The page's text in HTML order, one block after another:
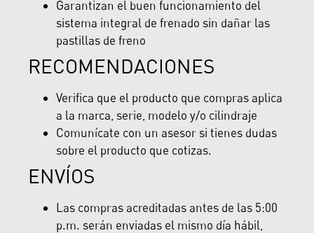
Garantizan el buen funcionamiento del
sistema integral de frenado sin dañar las
pastillas de freno
RECOMENDACIONES
Verifica que el producto que compras aplica
a la marca, serie, modelo y/o cilindraje
Comunícate con un asesor si tienes dudas
sobre el producto que cotizas.
ENVÍOS
Las compras acreditadas antes de las 5:00
p.m. serán enviadas el mismo día hábil,